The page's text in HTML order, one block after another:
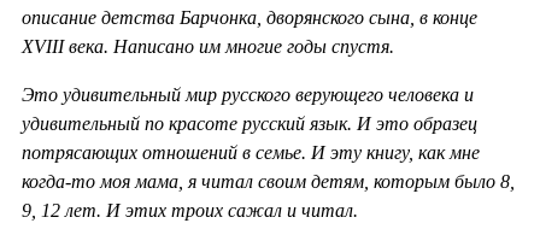
описание детства Барчонка, дворянского сына, в конце
XVIII века. Написано им многие годы спустя.
Это удивительный мир русского верующего человека и
удивительный по красоте русский язык. И это образец
потрясающих отношений в семье. И эту книгу, как мне
когда-то моя мама, я читал своим детям, которым было 8,
9, 12 лет. И этих троих сажал и читал.